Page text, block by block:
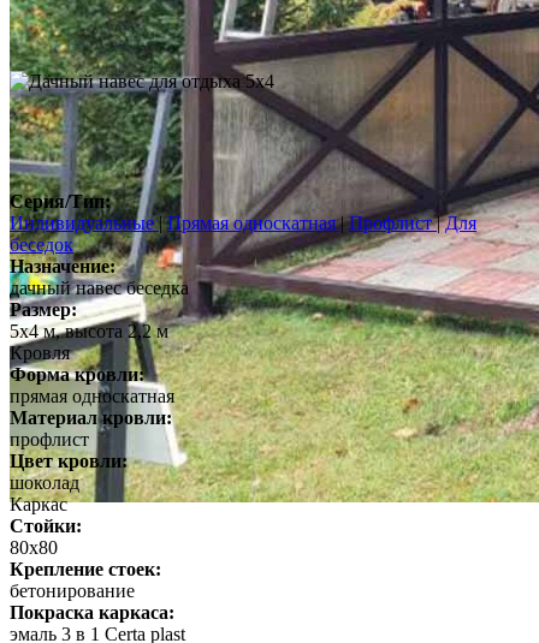
Серия/Тип:
Индивидуальные|Прямая односкатная|Профлист|Для
беседок
Назначение:
дачный навес беседка
Размер:
5х4 м, высота 2,2 м
Кровля
Форма кровли:
прямая односкатная
Материал кровли:
профлист
Цвет кровли:
шоколад
Каркас
Стойки:
80х80
Крепление стоек:
бетонирование
Покраска каркаса:
эмаль 3 в 1 Certa plast